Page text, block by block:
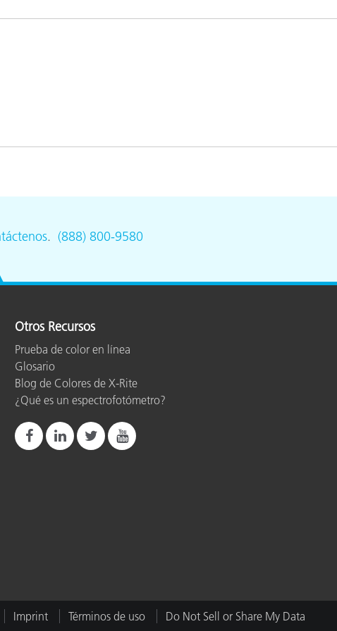
. (888) 800-9580
Otros Recursos
Prueba de color en línea
Glosario
Blog de Colores de X-Rite
¿Qué es un espectrofotómetro?
Imprint Términos de uso Do Not Sell or Share My Data